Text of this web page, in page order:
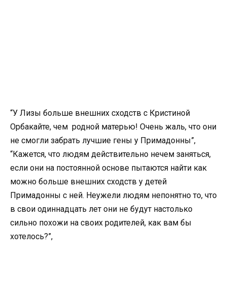
“У Лизы больше внешних сходств с Кристиной
Орбакайте, чем родной матерью! Очень жаль, что они
не смогли забрать лучшие гены у Примадонны”,
“Кажется, что людям действительно нечем заняться,
если они на постоянной основе пытаются найти как
можно больше внешних сходств у детей
Примадонны с ней. Неужели людям непонятно то, что
в свои одиннадцать лет они не будут настолько
сильно похожи на своих родителей, как вам бы
хотелось?”,